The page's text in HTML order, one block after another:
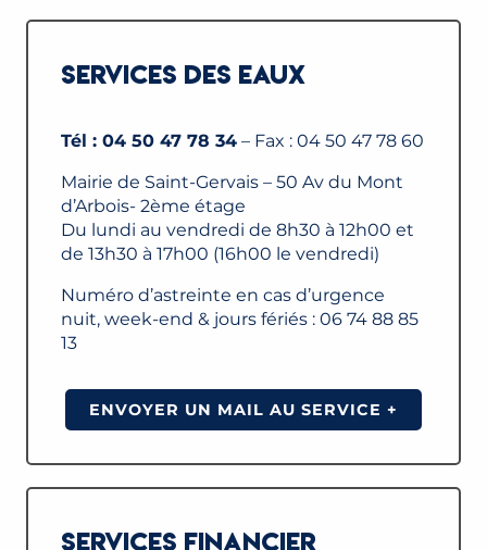
SERVICES DES EAUX
Tél : 04 50 47 78 34 – Fax : 04 50 47 78 60
Mairie de Saint-Gervais – 50 Av du Mont
d’Arbois- 2ème étage
Du lundi au vendredi de 8h30 à 12h00 et
de 13h30 à 17h00 (16h00 le vendredi)
Numéro d’astreinte en cas d’urgence
nuit, week-end & jours fériés : 06 74 88 85
13
ENVOYER UN MAIL AU SERVICE +
SERVICES FINANCIER